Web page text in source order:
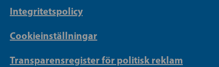
Integritetspolicy
Cookieinställningar
Transparensregister för politisk reklam